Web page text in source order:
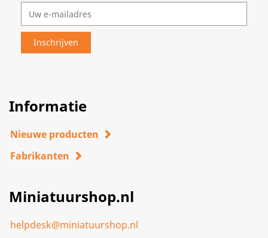
Informatie
Nieuwe producten
Fabrikanten
Miniatuurshop.nl
helpdesk@miniatuurshop.nl